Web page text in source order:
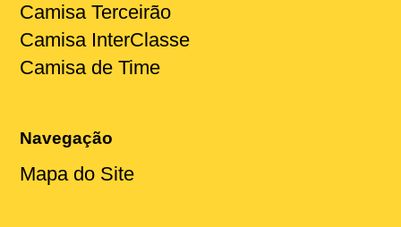
Camisa Terceirão
Camisa InterClasse
Camisa de Time
Navegação
Mapa do Site